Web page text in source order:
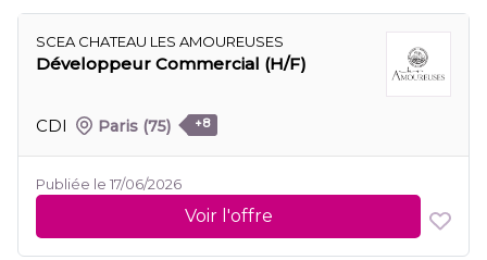
SCEA CHATEAU LES AMOUREUSES
Développeur Commercial (H/F)
CDI Paris (75) +8
Publiée le 17/06/2026
Voir l'offre